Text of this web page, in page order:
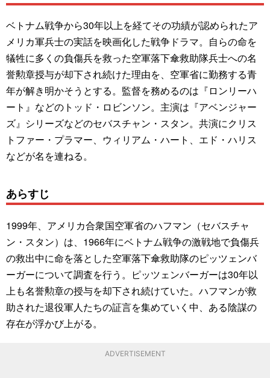
ベトナム戦争から30年以上を経てその功績が認められたア
メリカ軍兵士の実話を映画化した戦争ドラマ。自らの命を
犠牲に多くの負傷兵を救った空軍落下傘救助隊兵士への名
誉勲章授与が却下され続けた理由を、空軍省に勤務する青
年が解き明かそうとする。監督を務めるのは『ロンリーハ
ート』などのトッド・ロビンソン。主演は『アベンジャー
ズ』シリーズなどのセバスチャン・スタン。共演にクリス
トファー・プラマー、ウィリアム・ハート、エド・ハリス
などが名を連ねる。
あらすじ
1999年、アメリカ合衆国空軍省のハフマン（セバスチャ
ン・スタン）は、1966年にベトナム戦争の激戦地で負傷兵
の救出中に命を落とした空軍落下傘救助隊のピッツェンバ
ーガーについて調査を行う。ピッツェンバーガーは30年以
上も名誉勲章の授与を却下され続けていた。ハフマンが救
助された退役軍人たちの証言を集めていく中、ある陰謀の
存在が浮かび上がる。
ADVERTISEMENT